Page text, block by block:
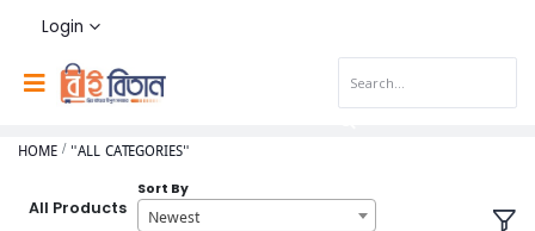
Login
HOME "ALL CATEGORIES"
All Products
Sort By
Newest